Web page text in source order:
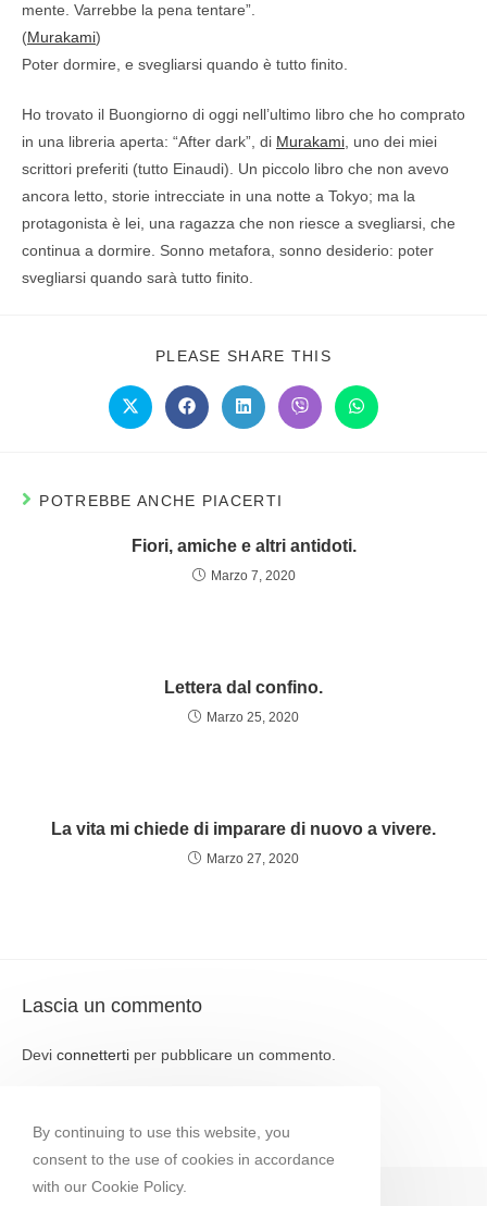
mente. Varrebbe la pena tentare”.
(Murakami)
Poter dormire, e svegliarsi quando è tutto finito.
Ho trovato il Buongiorno di oggi nell’ultimo libro che ho comprato
in una libreria aperta: “After dark”, di Murakami, uno dei miei
scrittori preferiti (tutto Einaudi). Un piccolo libro che non avevo
ancora letto, storie intrecciate in una notte a Tokyo; ma la
protagonista è lei, una ragazza che non riesce a svegliarsi, che
continua a dormire. Sonno metafora, sonno desiderio: poter
svegliarsi quando sarà tutto finito.
PLEASE SHARE THIS
POTREBBE ANCHE PIACERTI
Fiori, amiche e altri antidoti.
Marzo 7, 2020
Lettera dal confino.
Marzo 25, 2020
La vita mi chiede di imparare di nuovo a vivere.
Marzo 27, 2020
Lascia un commento
Devi connetterti per pubblicare un commento.
By continuing to use this website, you
consent to the use of cookies in accordance
with our Cookie Policy.